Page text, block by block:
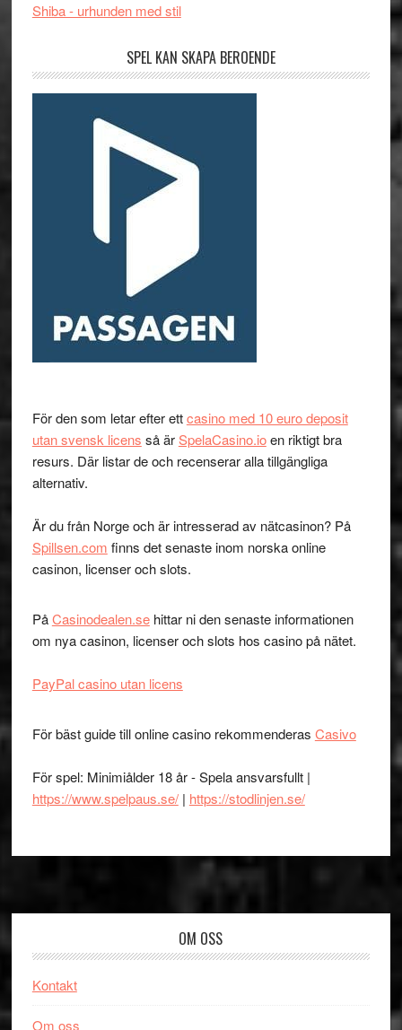
Shiba - urhunden med stil
SPEL KAN SKAPA BEROENDE
För den som letar efter ettcasino med 10 euro deposit
utan svensk licens så ärSpelaCasino.ioen riktigt bra
resurs. Där listar de och recenserar alla tillgängliga
alternativ.
Är du från Norge och är intresserad av nätcasinon? På
Spillsen.com finns det senaste inom norska online
casinon, licenser och slots.
PåCasinodealen.sehittar ni den senaste informationen
om nya casinon, licenser och slots hos casino på nätet.
PayPal casino utan licens
För bäst guide till online casino rekommenderas Casivo
För spel: Minimiålder 18 år - Spela ansvarsfullt |
https://www.spelpaus.se/| https://stodlinjen.se/
OM OSS
Kontakt
Om oss